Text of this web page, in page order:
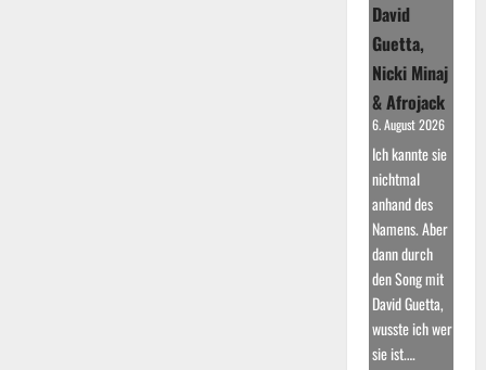
David
Guetta,
Nicki Minaj
& Afrojack
6. August 2026
Ich kannte sie
nichtmal
anhand des
Namens. Aber
dann durch
den Song mit
David Guetta,
wusste ich wer
sie ist.…